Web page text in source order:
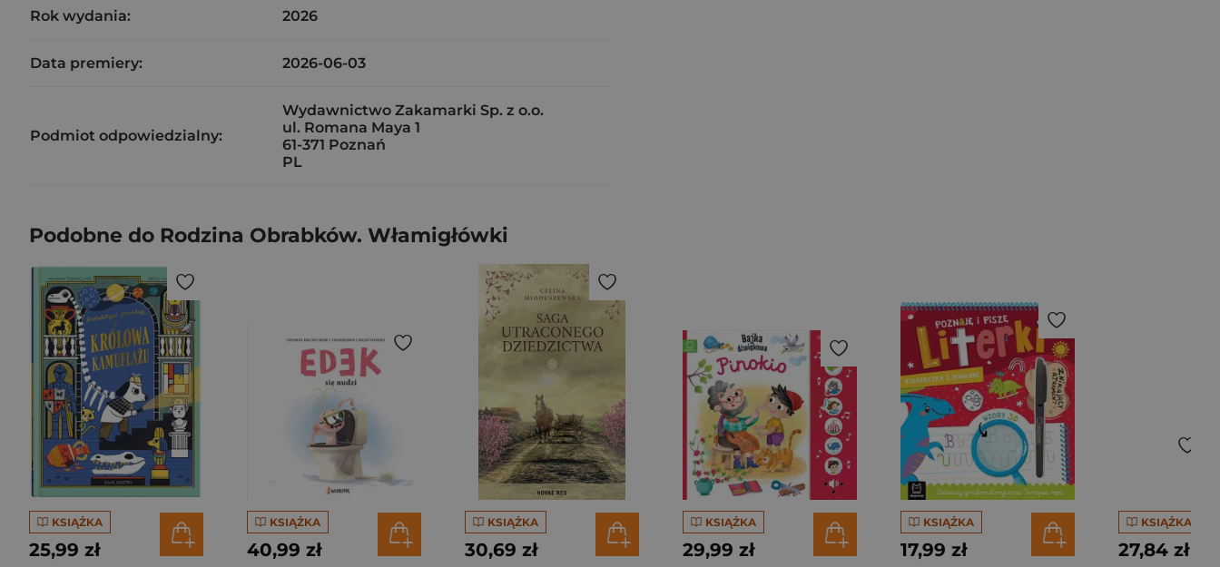
Rok wydania: 2026
Data premiery: 2026-06-03
Podmiot odpowiedzialny:
Wydawnictwo Zakamarki Sp. z o.o.
ul. Romana Maya 1
61-371 Poznań
PL
Podobne do Rodzina Obrabków. Włamigłówki
KSIĄŻKA
25,99 zł
KSIĄŻKA
40,99 zł
KSIĄŻKA
30,69 zł
KSIĄŻKA
29,99 zł
KSIĄŻKA
17,99 zł
KSIĄŻKA
27,84 zł